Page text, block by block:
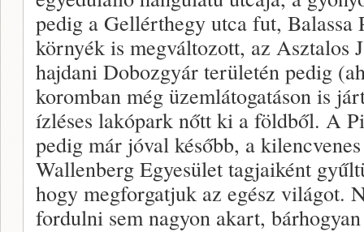
pedig a Gellérthegy utca fut,
környék is megváltozott, az Asztalos
hajdani Dobozgyár területén pedig
koromban még üzemlátogatáson is
ízléses lakópark nőtt ki a földből. A
pedig már jóval később, a
Wallenberg Egyesület tagjaiként
hogy megforgatjuk az egész világot.
fordulni sem nagyon akart,